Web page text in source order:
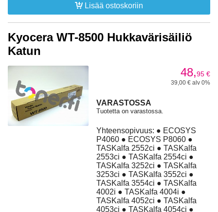
Lisää ostoskoriin
Kyocera WT-8500 Hukkavärisäiliö
Katun
48,95 €
39,00 € alv 0%
VARASTOSSA
Tuotetta on varastossa.
Yhteensopivuus: ● ECOSYS
P4060 ● ECOSYS P8060 ●
TASKalfa 2552ci ● TASKalfa
2553ci ● TASKalfa 2554ci ●
TASKalfa 3252ci ● TASKalfa
3253ci ● TASKalfa 3552ci ●
TASKalfa 3554ci ● TASKalfa
4002i ● TASKalfa 4004i ●
TASKalfa 4052ci ● TASKalfa
4053ci ● TASKalfa 4054ci ●